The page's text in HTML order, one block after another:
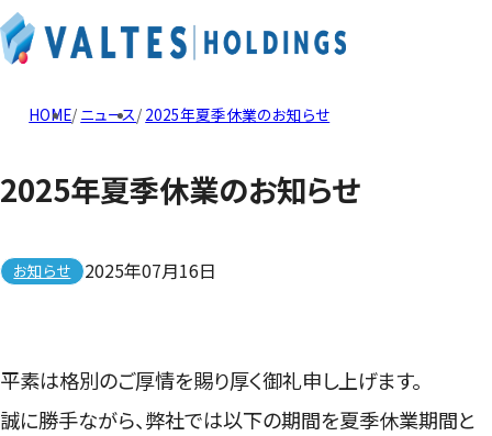
HOME ニュース 2025年夏季休業のお知らせ
2025年夏季休業のお知らせ
お知らせ 2025年07月16日
平素は格別のご厚情を賜り厚く御礼申し上げます。
誠に勝手ながら、弊社では以下の期間を夏季休業期間と